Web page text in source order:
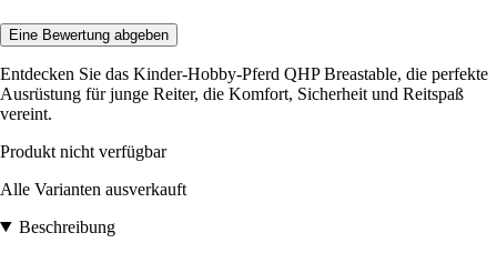
Eine Bewertung abgeben
Entdecken Sie das Kinder-Hobby-Pferd QHP Breastable, die perfekte
Ausrüstung für junge Reiter, die Komfort, Sicherheit und Reitspaß
vereint.
Produkt nicht verfügbar
Alle Varianten ausverkauft
Beschreibung